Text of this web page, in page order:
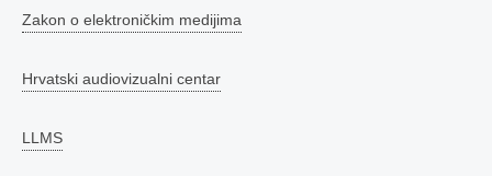
Zakon o elektroničkim medijima
Hrvatski audiovizualni centar
LLMS